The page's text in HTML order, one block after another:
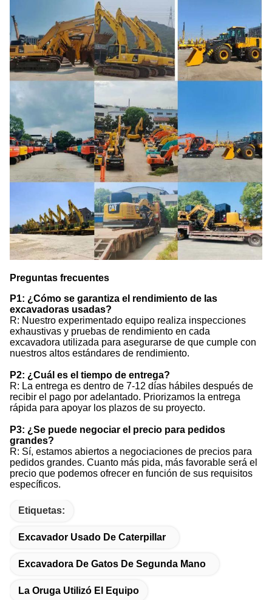
Preguntas frecuentes
P1: ¿Cómo se garantiza el rendimiento de las
excavadoras usadas?
R: Nuestro experimentado equipo realiza inspecciones
exhaustivas y pruebas de rendimiento en cada
excavadora utilizada para asegurarse de que cumple con
nuestros altos estándares de rendimiento.
P2: ¿Cuál es el tiempo de entrega?
R: La entrega es dentro de 7-12 días hábiles después de
recibir el pago por adelantado. Priorizamos la entrega
rápida para apoyar los plazos de su proyecto.
P3: ¿Se puede negociar el precio para pedidos
grandes?
R: Sí, estamos abiertos a negociaciones de precios para
pedidos grandes. Cuanto más pida, más favorable será el
precio que podemos ofrecer en función de sus requisitos
específicos.
Etiquetas:
Excavador Usado De Caterpillar
Excavadora De Gatos De Segunda Mano
La Oruga Utilizó El Equipo